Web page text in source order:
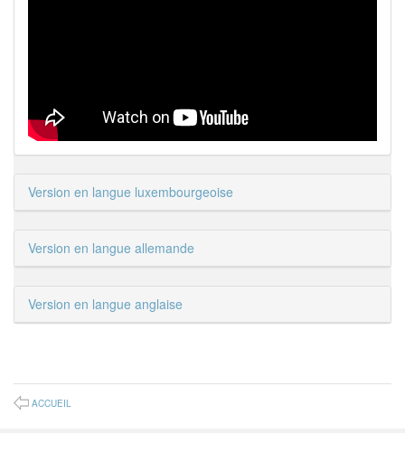
Version en langue luxembourgeoise
Version en langue allemande
Version en langue anglaise
ACCUEIL